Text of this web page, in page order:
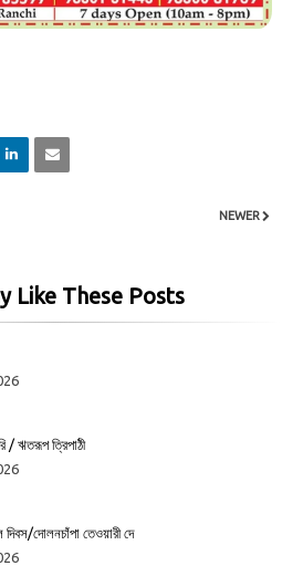
NEWER
Like These Posts
/ ঋতরূপ ত্রিপাঠী
দোলনচাঁপা তেওয়ারী দে